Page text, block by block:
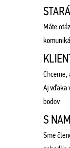
Máte
Chceme,
Aj vďaka
bodov
S
Sme